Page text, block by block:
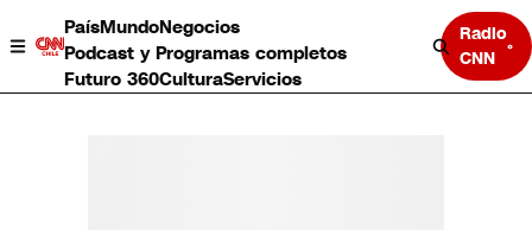
PaísMundoNegocios
Podcast y Programas completos
Futuro 360CulturaServicios
Radio
CNN